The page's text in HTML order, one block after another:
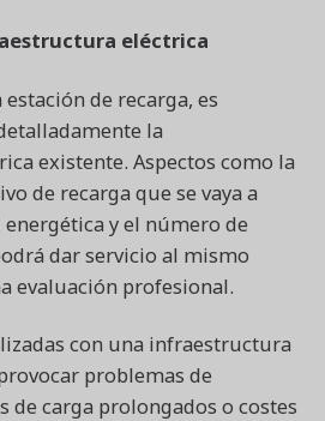
eléctrica
de recarga, es
la
existente. Aspectos como la
de recarga que se vaya a
y el número de
dar servicio al mismo
evaluación profesional.
con una infraestructura
problemas de
carga prolongados o costes